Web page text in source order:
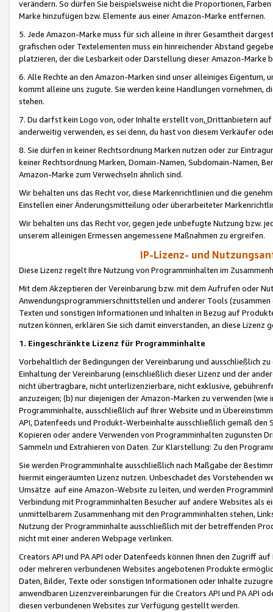
verändern. So dürfen Sie beispielsweise nicht die Proportionen,
Marke hinzufügen bzw. Elemente aus einer Amazon-Marke entfernen.
5. Jede Amazon-Marke muss für sich alleine in ihrer Gesamtheit
grafischen oder Textelementen muss ein hinreichender Abstand
platzieren, der die Lesbarkeit oder Darstellung dieser Amazon-Marke
6. Alle Rechte an den Amazon-Marken sind unser alleiniges
kommt alleine uns zugute. Sie werden keine Handlungen vornehmen,
stehen.
7. Du darfst kein Logo von, oder Inhalte erstellt von,Drittanbietern auf
anderweitig verwenden, es sei denn, du hast von diesem Verkäufer
8. Sie dürfen in keiner Rechtsordnung Marken nutzen oder zur
keiner Rechtsordnung Marken, Domain-Namen, Subdomain-Namen,
Amazon-Marke zum Verwechseln ähnlich sind.
Wir behalten uns das Recht vor, diese Markenrichtlinien und die
Einstellen einer Änderungsmitteilung oder überarbeiteter
Wir behalten uns das Recht vor, gegen jede unbefugte Nutzung bzw.
unserem alleinigen Ermessen angemessene Maßnahmen zu ergreifen.
IP-Lizenz- und
Diese Lizenz regelt Ihre Nutzung von Programminhalten im
Mit dem Akzeptieren der Vereinbarung bzw. mit dem Aufrufen oder
Anwendungsprogrammierschnittstellen und anderer Tools (zusammen
Texten und sonstigen Informationen und Inhalten in Bezug auf
nutzen können, erklären Sie sich damit einverstanden, an diese Lizenz
1. Eingeschränkte Lizenz für Programminhalte
Vorbehaltlich der Bedingungen der Vereinbarung und ausschließlich
Einhaltung der Vereinbarung (einschließlich dieser Lizenz und der
nicht übertragbare, nicht unterlizenzierbare, nicht exklusive,
anzuzeigen; (b) nur diejenigen der Amazon-Marken zu verwenden
Programminhalte, ausschließlich auf Ihrer Website und in
API, Datenfeeds und Produkt-Werbeinhalte ausschließlich gemäß
Kopieren oder andere Verwenden von Programminhalten zugunsten
Sammeln und Extrahieren von Daten. Zur Klarstellung: Zu den
Sie werden Programminhalte ausschließlich nach Maßgabe der
hiermit eingeräumten Lizenz nutzen. Unbeschadet des Vorstehenden
Umsätze auf eine Amazon-Website zu leiten, und werden
Verbindung mit Programminhalten Besucher auf andere Websites als
unmittelbarem Zusammenhang mit den Programminhalten stehen,
Nutzung der Programminhalte ausschließlich mit der betreffenden
nicht mit einer anderen Webpage verlinken.
Creators API und PA API oder Datenfeeds können Ihnen den Zugriff
oder mehreren verbundenen Websites angebotenen Produkte
Daten, Bilder, Texte oder sonstigen Informationen oder Inhalte
anwendbaren Lizenzvereinbarungen für die Creators API und PA API
diesen verbundenen Websites zur Verfügung gestellt werden.